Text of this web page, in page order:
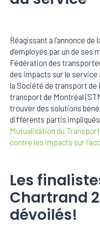
Réagissant à l’annonce de
d’employés par un de ses
Fédération des
des impacts sur le service
la Société de transport de
transport de Montréal
trouver des solutions
différents partis
Mutualisation du
contre les impacts sur
Les
Chartrand
dévoilés!